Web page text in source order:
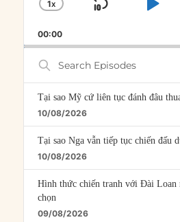
CHANGE
RATE
1X
SKIP
00:00
Search
Episodes
Tại sao Mỹ cứ liên tục đánh đâu
10/08/2026
Tại sao Nga vẫn tiếp tục chiến đấu
10/08/2026
Hình thức chiến tranh với Đài Loan
chọn
09/08/2026